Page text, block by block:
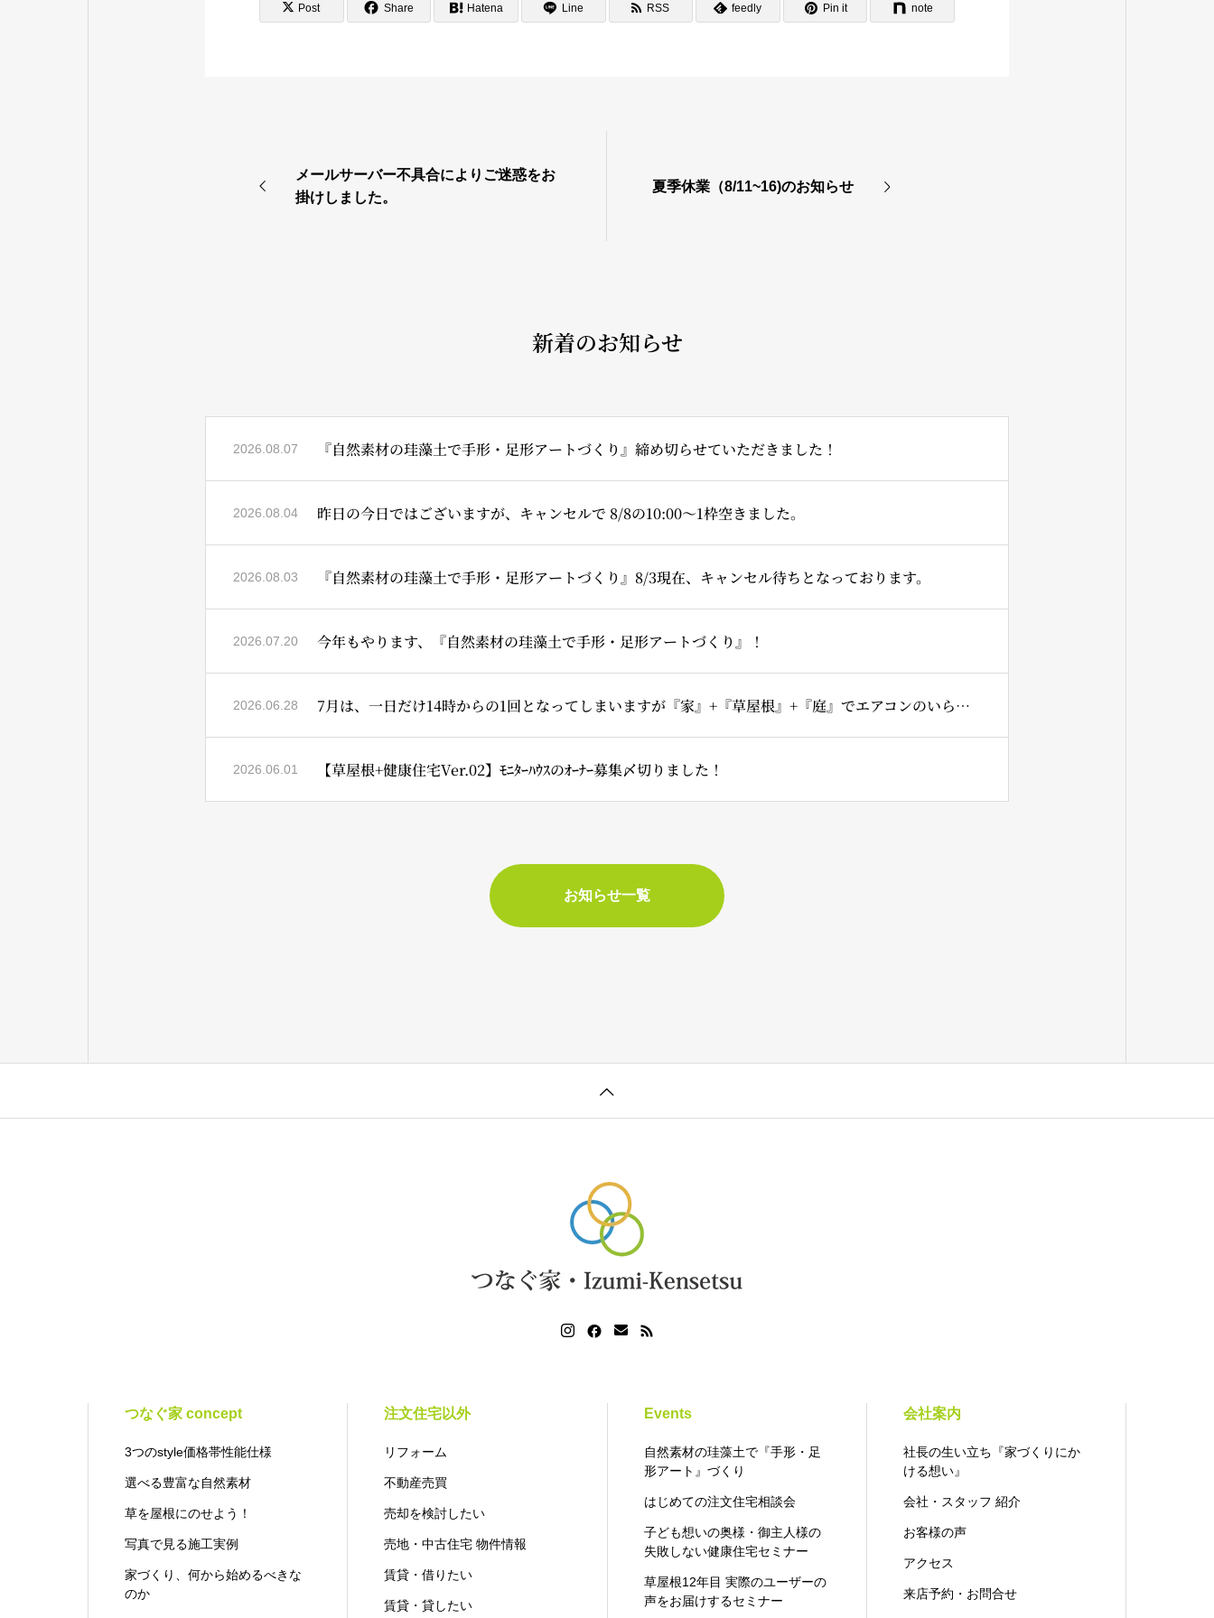
Post Share Hatena Line RSS feedly Pin it note
メールサーバー不具合によりご迷惑をお
掛けしました。
夏季休業（8/11~16)のお知らせ
新着のお知らせ
2026.08.07 『自然素材の珪藻土で手形・足形アートづくり』締め切らせていただきました！
2026.08.04 昨日の今日ではございますが、キャンセルで 8/8の10:00～1枠空きました。
2026.08.03 『自然素材の珪藻土で手形・足形アートづくり』8/3現在、キャンセル待ちとなっております。
2026.07.20 今年もやります、『自然素材の珪藻土で手形・足形アートづくり』！
2026.06.28 7月は、一日だけ14時からの1回となってしまいますが『家』+『草屋根』+『庭』でエアコンのいらない生活!!!を開催させていただきます。
2026.06.01 【草屋根+健康住宅Ver.02】ﾓﾆﾀｰﾊｳｽのｵｰﾅｰ募集〆切りました！
お知らせ一覧
つなぐ家 concept
3つのstyle価格帯性能仕様
選べる豊富な自然素材
草を屋根にのせよう！
写真で見る施工実例
家づくり、何から始めるべきな
のか
注文住宅以外
リフォーム
不動産売買
売却を検討したい
売地・中古住宅 物件情報
賃貸・借りたい
賃貸・貸したい
Events
自然素材の珪藻土で『手形・足
形アート』づくり
はじめての注文住宅相談会
子ども想いの奥様・御主人様の
失敗しない健康住宅セミナー
草屋根12年目 実際のユーザーの
声をお届けするセミナー
会社案内
社長の生い立ち『家づくりにか
ける想い』
会社・スタッフ 紹介
お客様の声
アクセス
来店予約・お問合せ